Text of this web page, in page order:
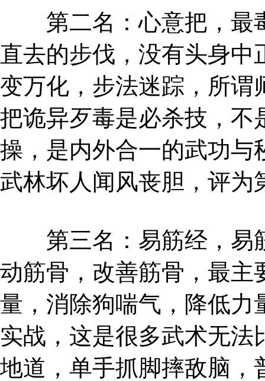
第二名：心意把，最
直去的步伐，没有头身
变万化，步法迷踪，所谓
把诡异歹毒是必杀技，不
操，是内外合一的武功与
武林坏人闻风丧胆，评为
第三名：易筋经，易
动筋骨，改善筋骨，最主
量，消除狗喘气，降低力
实战，这是很多武术无
地道，单手抓脚摔敌脑，